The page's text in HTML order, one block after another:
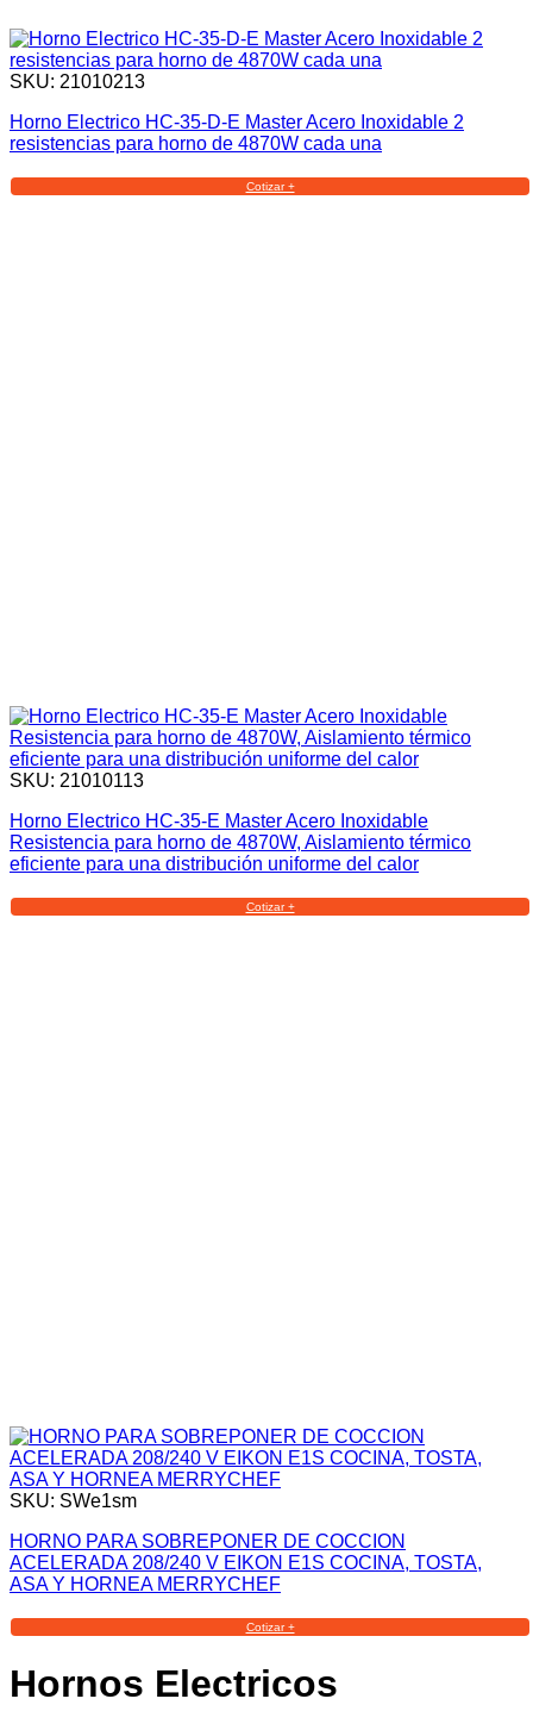
SKU: 21010213
Horno Electrico HC-35-D-E Master Acero Inoxidable 2
resistencias para horno de 4870W cada una
Cotizar +
SKU: 21010113
Horno Electrico HC-35-E Master Acero Inoxidable
Resistencia para horno de 4870W, Aislamiento térmico
eficiente para una distribución uniforme del calor
Cotizar +
SKU: SWe1sm
HORNO PARA SOBREPONER DE COCCION
ACELERADA 208/240 V EIKON E1S COCINA, TOSTA,
ASA Y HORNEA MERRYCHEF
Cotizar +
Hornos Electricos